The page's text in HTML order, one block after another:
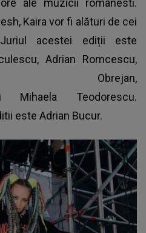
ale muzicii românesti.
Kaira vor fi alături de cei
acestei ediții este
Adrian Romcescu,
Obrejan,
Teodorescu.
este Adrian Bucur.